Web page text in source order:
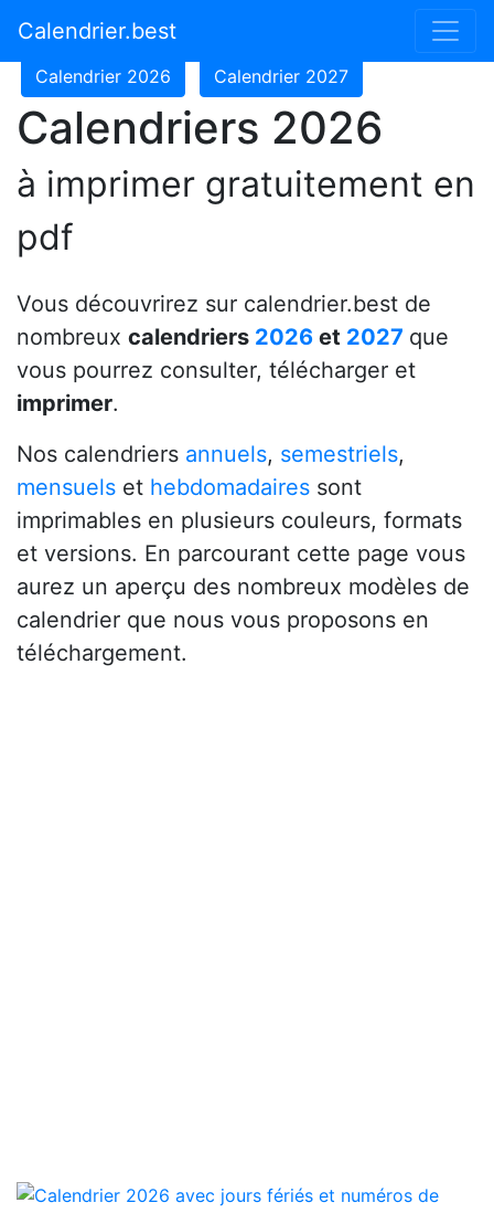
Calendrier.best
Calendrier 2024
Calendrier 2026 Calendrier 2027
Calendriers 2026
à imprimer gratuitement en
pdf
Vous découvrirez sur calendrier.best de
nombreux calendriers 2026 et 2027 que
vous pourrez consulter, télécharger et
imprimer.
Nos calendriers annuels, semestriels,
mensuels et hebdomadaires sont
imprimables en plusieurs couleurs, formats
et versions. En parcourant cette page vous
aurez un aperçu des nombreux modèles de
calendrier que nous vous proposons en
téléchargement.